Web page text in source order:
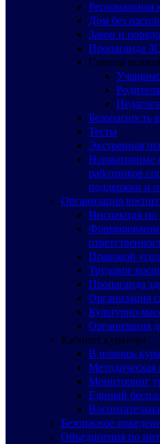
Региональная
Дом без
Закон и
Пропаганда
Советы
Безопасность
Тесты
Экстренная
Нормативные
работников
поддержки и
Организация
Инспекция по
Правовой
Трудовое
Пропаганда
Организация
Культурно-
Организация
Кабинет куратора
В помощь
Методическая
Мониторинг
Единый
Безопасное
Объединения по